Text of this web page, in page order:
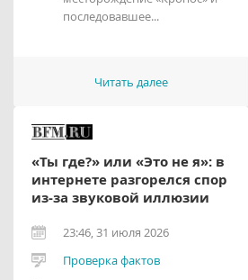
последовавшее...
Читать далее
«Ты где?» или «Это не я»: в
интернете разгорелся спор
из-за звуковой иллюзии
23:46, 31 июля 2026
Проверка фактов